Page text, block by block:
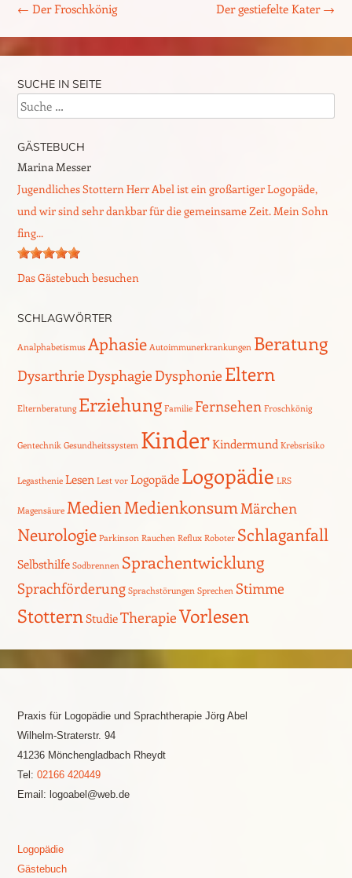
← Der Froschkönig Der gestiefelte Kater →
SUCHE IN SEITE
Suche
GÄSTEBUCH
Marina Messer
Jugendliches Stottern Herr Abel ist ein großartiger Logopäde,
und wir sind sehr dankbar für die gemeinsame Zeit. Mein Sohn
fing...
Das Gästebuch besuchen
SCHLAGWÖRTER
Analphabetismus Aphasie Autoimmunerkrankungen Beratung
Dysarthrie Dysphagie Dysphonie Eltern
Elternberatung Erziehung Familie Fernsehen Froschkönig
Gentechnik Gesundheitssystem KinderKindermund Krebsrisiko
Legasthenie Lesen Lest vor Logopäde Logopädie LRS
Magensäure MedienMedienkonsumMärchen
Neurologie Parkinson Rauchen Reflux Roboter Schlaganfall
Selbsthilfe Sodbrennen Sprachentwicklung
Sprachförderung Sprachstörungen Sprechen Stimme
StotternStudieTherapieVorlesen
Praxis für Logopädie und Sprachtherapie Jörg Abel
Wilhelm-Straterstr. 94
41236 Mönchengladbach Rheydt
Tel: 02166 420449
Email: logoabel@web.de
Logopädie
Gästebuch